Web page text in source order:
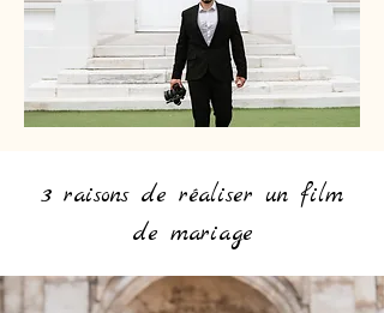
3 raisons de réaliser un film
de mariage